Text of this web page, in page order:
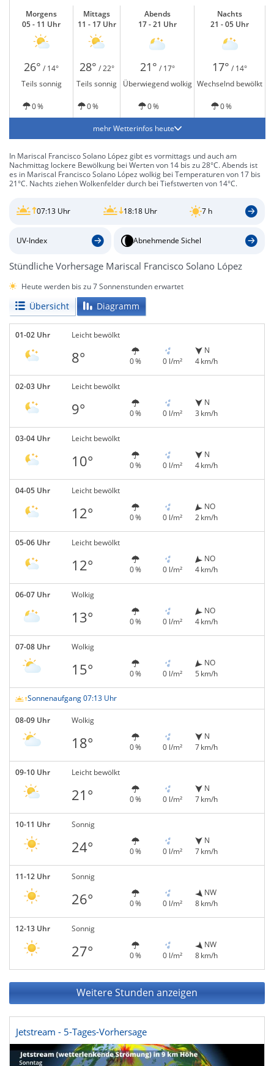
Morgens
05 - 11 Uhr
Mittags
11 - 17 Uhr
Abends
17 - 21 Uhr
Nachts
21 - 05 Uhr
26° / 14° 28° / 22° 21° / 17° 17° / 14°
Teils sonnig
Teils sonnig Überwiegend wolkig Wechselnd bewölkt
0 % 0 % 0 % 0 %
mehr Wetterinfos heute
In Mariscal Francisco Solano López gibt es vormittags und auch am
Nachmittag lockere Bewölkung bei Werten von 14 bis zu 28°C. Abends ist
es in Mariscal Francisco Solano López wolkig bei Temperaturen von 17 bis
21°C. Nachts ziehen Wolkenfelder durch bei Tiefstwerten von 14°C.
07:13 Uhr 18:18 Uhr 7 h
UV-Index Abnehmende Sichel
Stündliche Vorhersage Mariscal Francisco Solano López
Heute werden bis zu 7 Sonnenstunden erwartet
Übersicht Diagramm
01-02 Uhr Leicht bewölkt
8° 0 % 0 l/m²
N
4 km/h
02-03 Uhr Leicht bewölkt
9° 0 % 0 l/m²
N
3 km/h
03-04 Uhr Leicht bewölkt
10° 0 % 0 l/m²
N
4 km/h
04-05 Uhr Leicht bewölkt
12° 0 % 0 l/m²
NO
2 km/h
05-06 Uhr Leicht bewölkt
12° 0 % 0 l/m²
NO
4 km/h
06-07 Uhr Wolkig
13° 0 % 0 l/m²
NO
4 km/h
07-08 Uhr Wolkig
15° 0 % 0 l/m²
NO
5 km/h
Sonnenaufgang 07:13 Uhr
08-09 Uhr Wolkig
18° 0 % 0 l/m²
N
7 km/h
09-10 Uhr Leicht bewölkt
21° 0 % 0 l/m²
N
7 km/h
10-11 Uhr Sonnig
24° 0 % 0 l/m²
N
7 km/h
11-12 Uhr Sonnig
26° 0 % 0 l/m²
NW
8 km/h
12-13 Uhr Sonnig
27° 0 % 0 l/m²
NW
8 km/h
Weitere Stunden anzeigen
Jetstream - 5-Tages-Vorhersage